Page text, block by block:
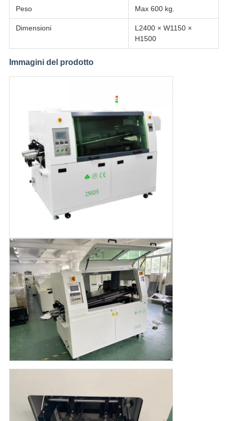
Peso Max 600 kg.
Dimensioni
L2400 × W1150 ×
H1500
Immagini del prodotto